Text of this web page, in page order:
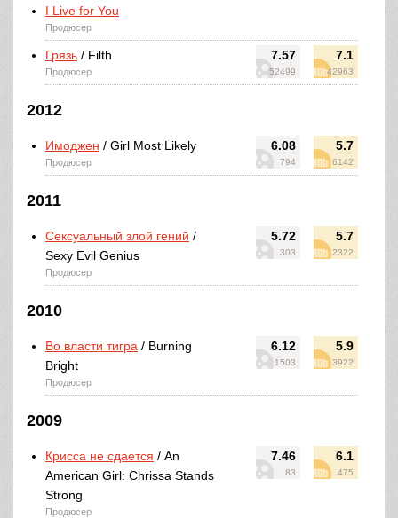
I Live for You
Продюсер
7.57
52499
7.1
42963
Грязь / Filth
Продюсер
2012
6.08
794
5.7
6142
Имоджен / Girl Most Likely
Продюсер
2011
5.72
303
5.7
2322
Сексуальный злой гений /
Sexy Evil Genius
Продюсер
2010
6.12
1503
5.9
3922
Во власти тигра / Burning
Bright
Продюсер
2009
7.46
83
6.1
475
Крисса не сдается / An
American Girl: Chrissa Stands
Strong
Продюсер